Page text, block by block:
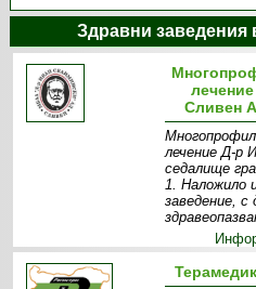
Здравни
Сливен
лечение Д-р
седалище
1. Наложило
заведение,